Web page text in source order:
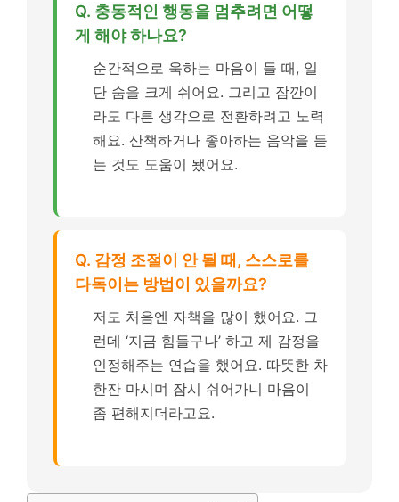
Q. 충동적인 행동을 멈추려면 어떻
게 해야 하나요?
순간적으로 욱하는 마음이 들 때, 일
단 숨을 크게 쉬어요. 그리고 잠깐이
라도 다른 생각으로 전환하려고 노력
해요. 산책하거나 좋아하는 음악을 듣
는 것도 도움이 됐어요.
Q. 감정 조절이 안 될 때, 스스로를
다독이는 방법이 있을까요?
저도 처음엔 자책을 많이 했어요. 그
런데 ‘지금 힘들구나’ 하고 제 감정을
인정해주는 연습을 했어요. 따뜻한 차
한잔 마시며 잠시 쉬어가니 마음이
좀 편해지더라고요.